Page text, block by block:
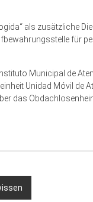
als zusätzliche
für
Municipal de
Unidad Móvil de
das